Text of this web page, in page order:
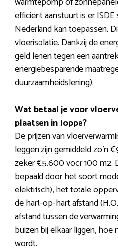
efficiënt aanstuurt is er
Nederland kan toepassen.
vloerisolatie. Dankzij de
geld lenen tegen een
energiebesparende
duurzaamheidslening).
Wat betaal je voor
plaatsen in Joppe?
De prijzen van
leggen zijn gemiddeld zo’n
zeker €5.600 voor 100 m2.
bepaald door het soort
elektrisch), het totale
de hart-op-hart afstand
afstand tussen de
buizen bij elkaar liggen, hoe
wordt.